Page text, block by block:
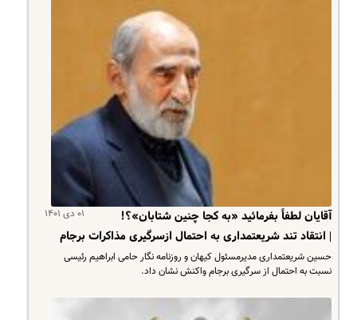
۰۱ دی ۱۴۰۱
آقایان لطفاً بفرمائید «‌به کجا چنین شتابان‌»؟!
| انتقاد تند شریعتمداری به احتمال ازسرگیری مذاکرات برجام
حسین شریعتمداری مدیرمسئول کیهان و روزنامه نگار حامی ابراهیم رئیسی
نسبت به احتمال از سرگیری برجام واکنش نشان داد.